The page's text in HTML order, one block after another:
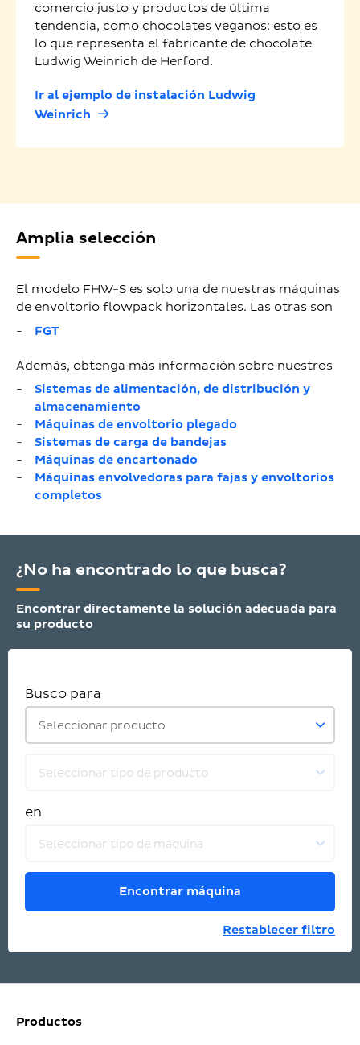
comercio justo y productos de última
tendencia, como chocolates veganos: esto es
lo que representa el fabricante de chocolate
Ludwig Weinrich de Herford.
Ir al ejemplo de instalación Ludwig
Weinrich
Amplia selección
El modelo FHW-S es solo una de nuestras máquinas
de envoltorio flowpack horizontales. Las otras son
FGT
Además, obtenga más información sobre nuestros
Sistemas de alimentación, de distribución y
almacenamiento
Máquinas de envoltorio plegado
Sistemas de carga de bandejas
Máquinas de encartonado
Máquinas envolvedoras para fajas y envoltorios
completos
¿No ha encontrado lo que busca?
Encontrar directamente la solución adecuada para
su producto
Busco para
Seleccionar producto
Seleccionar tipo de producto
en
Seleccionar tipo de máquina
Encontrar máquina
Restablecer filtro
Productos